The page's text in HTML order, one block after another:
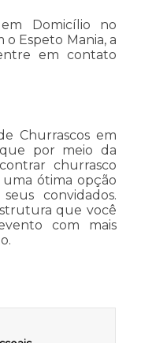
Domicílio no
Espeto Mania, a
em contato
Churrascos em
por meio da
churrasco
uma ótima opção
convidados.
que você
com mais